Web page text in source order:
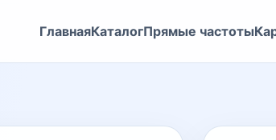
ГлавнаяКаталогПрямые частоты